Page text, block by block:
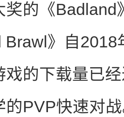
奖的《Badland
Brawl》自
戏的下载量已
的PVP快速对